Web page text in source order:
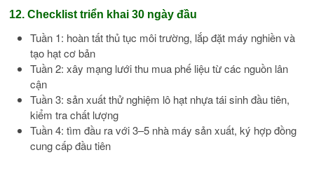
12. Checklist triển khai 30 ngày đầu
Tuần 1: hoàn tất thủ tục môi trường, lắp đặt máy nghiền và
tạo hạt cơ bản
Tuần 2: xây mạng lưới thu mua phế liệu từ các nguồn lân
cận
Tuần 3: sản xuất thử nghiệm lô hạt nhựa tái sinh đầu tiên,
kiểm tra chất lượng
Tuần 4: tìm đầu ra với 3–5 nhà máy sản xuất, ký hợp đồng
cung cấp đầu tiên